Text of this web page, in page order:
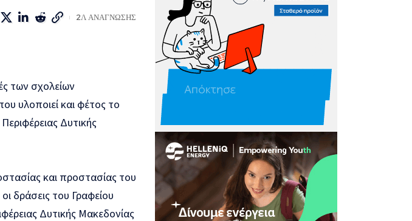
2Λ ΑΝΑΓΝΩΣΗΣ
των σχολείων
υλοποιεί και φέτος το
Δυτικής
και προστασίας του
δράσεις του Γραφείου
Δυτικής Μακεδονίας